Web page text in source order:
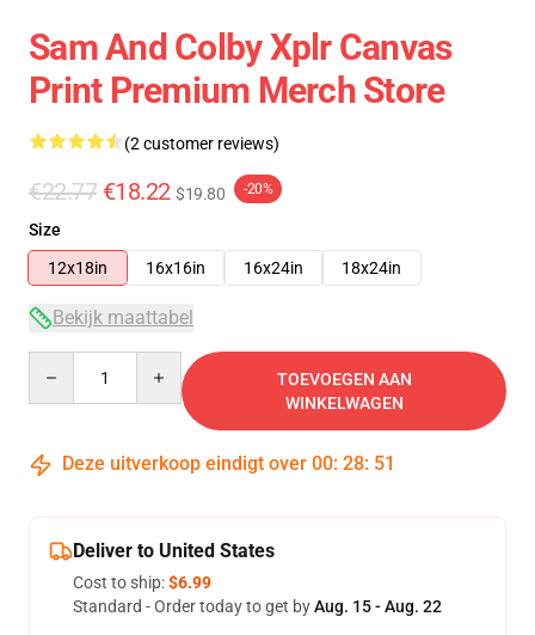
Sam And Colby Xplr Canvas
Print Premium Merch Store
(2 customer reviews)
€22.77 €18.22 $19.80 -20%
Size
12x18in
16x16in 16x24in 18x24in
Bekijk maattabel
TOEVOEGEN AAN
WINKELWAGEN
Deze uitverkoop eindigt over 00: 28: 51
Deliver to United States
Cost to ship:$6.99
Standard - Order today to get byAug. 15 - Aug. 22